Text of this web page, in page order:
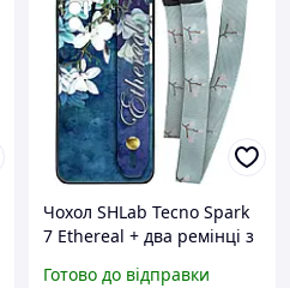
Чохол SHLab Tecno Spark
7 Ethereal + два ремінці з
Готово до відправки